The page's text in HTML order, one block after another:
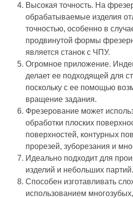
Высокая точность. На
обрабатываемые изделия
точностью, особенно в
продвинутой формы
является станок с ЧПУ.
Огромное приложение.
делает ее подходящей для
поскольку с ее помощью
вращение задания.
Фрезерование может
обработки плоских
поверхностей, контурных
прорезей, зуборезания и
Идеально подходит для
изделий и небольших партий.
Способен изготавливать
использованием